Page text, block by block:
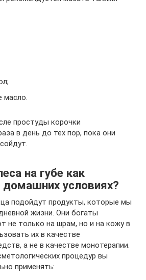
масло.
простуды корочки
в день до тех пор, пока они
на губе как
домашних условиях?
подойдут продукты, которые мы
жизни. Они богаты
не только на шрам, но и на кожу в
их в качестве
а не в качестве монотерапии.
процедур вы
применять: